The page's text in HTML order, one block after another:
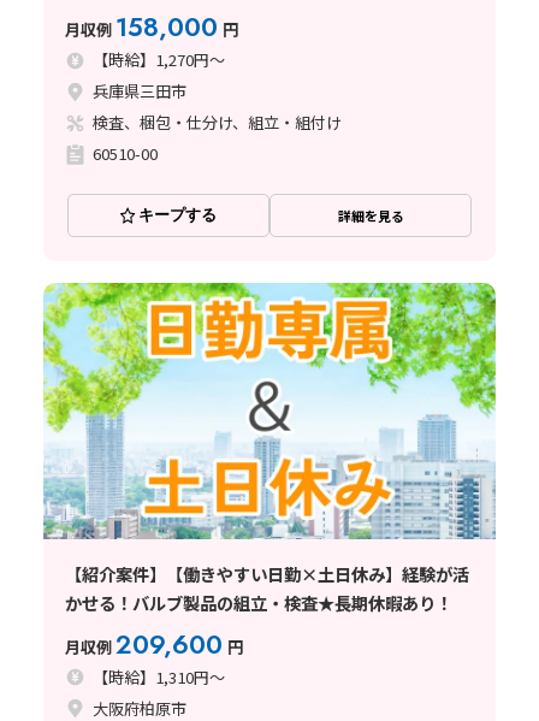
経験OK！
月収例 158,000 円
【時給】1,270円～
兵庫県三田市
検査、梱包・仕分け、組立・組付け
60510-00
キープする 詳細を見る
【紹介案件】【働きやすい日勤×土日休み】経験が活
かせる！バルブ製品の組立・検査★長期休暇あり！
月収例209,600 円
【時給】1,310円～
大阪府柏原市